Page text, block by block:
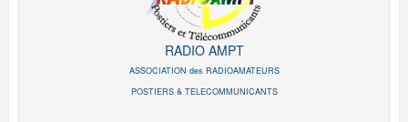
RADIO AMPT
ASSOCIATION des RADIOAMATEURS
POSTIERS & TELECOMMUNICANTS